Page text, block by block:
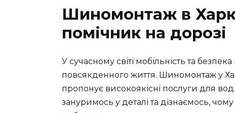
Шиномонтаж в
помічник на дорозі
У сучасному світі мобільність та
повсякденного життя. Шиномонтаж у
пропонує високоякісні послуги для
зануримось у деталі та дізнаємось,